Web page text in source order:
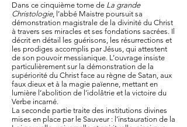
Dans ce cinquième tome de La grande
Christologie, l’abbé Maistre poursuit sa
démonstration magistrale de la divinité du Christ
à travers ses miracles et ses fondations sacrées. Il
décrit en détail les guérisons, les résurrections et
les prodiges accomplis par Jésus, qui attestent
de son pouvoir messianique. L’ouvrage insiste
particulièrement sur la démonstration de la
supériorité du Christ face au règne de Satan, aux
faux dieux et à la magie païenne, mettant en
lumière l’abolition de l’idolâtrie et la victoire du
Verbe incarné.
La seconde partie traite des institutions divines
mises en place par le Sauveur : l’instauration de la